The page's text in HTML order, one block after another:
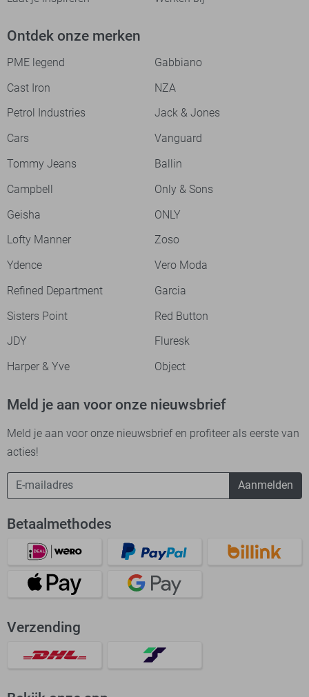
Ontdek onze merken
PME legend
Gabbiano
Cast Iron
NZA
Petrol Industries
Jack & Jones
Cars
Vanguard
Tommy Jeans
Ballin
Campbell
Only & Sons
Geisha
ONLY
Lofty Manner
Zoso
Ydence
Vero Moda
Refined Department
Garcia
Sisters Point
Red Button
JDY
Fluresk
Harper & Yve
Object
Meld je aan voor onze nieuwsbrief
Meld je aan voor onze nieuwsbrief en profiteer als eerste van
acties!
Aanmelden
Betaalmethodes
Verzending